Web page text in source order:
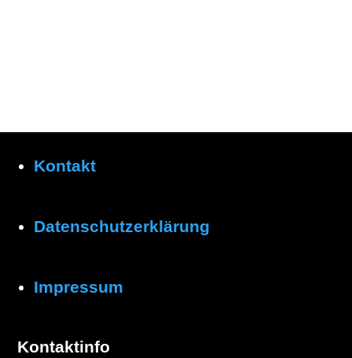
Kontakt
Datenschutzerklärung
Impressum
Kontaktinfo